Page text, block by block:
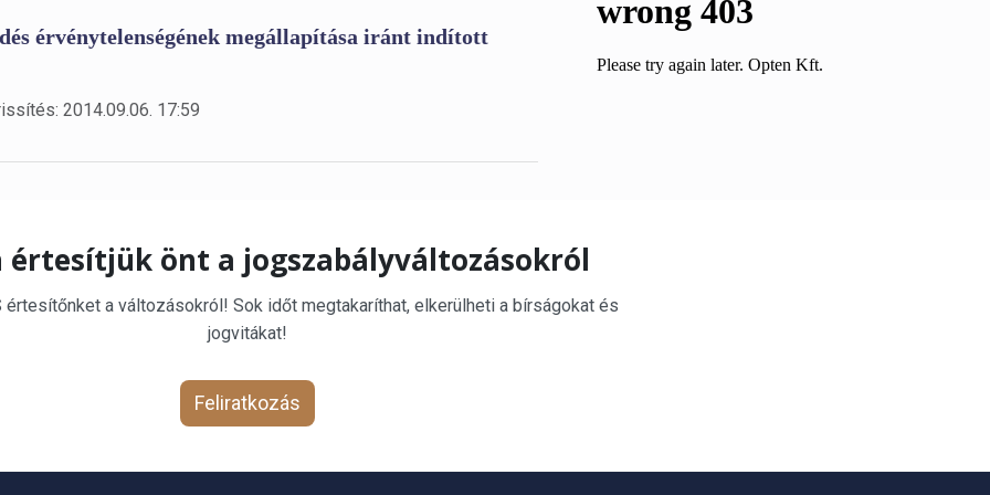
érvénytelenségének megállapítása iránt indított
2014.09.06. 17:59
értesítjük önt a jogszabályváltozásokról
értesítőnket a változásokról! Sok időt megtakaríthat, elkerülheti a bírságokat és
jogvitákat!
Feliratkozás